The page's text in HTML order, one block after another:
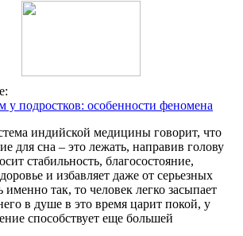
у подростков: особенности феномена
индийской медицины говорит, что
для сна – это лежать, направив голову
стабильность, благосостояние,
и избавляет даже от серьезных
именно так, то человек легко засыпает
в душе в это время царит покой, у
способствует еще большей